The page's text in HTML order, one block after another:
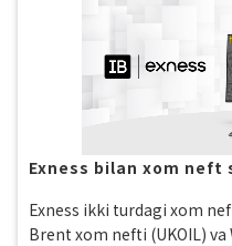
Exness bilan xom neft
Exness ikki turdagi xom
Brent xom nefti (UKOIL) va